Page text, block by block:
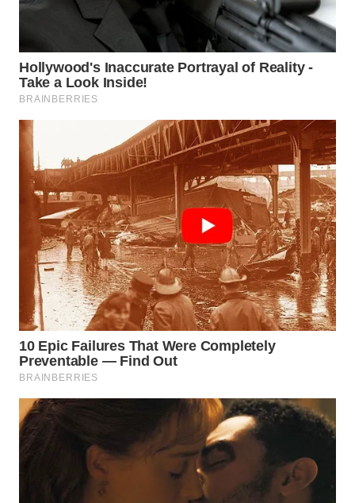
LISTRIK
WAHANA
WAHANA
TV
WAHANANEWS
ID
WAHANANEWS
CO ID
WAHANANEWS
NET
WAHANA
SPORT
WAHANA